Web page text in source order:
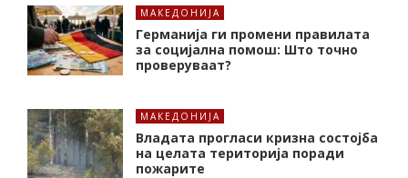
МАКЕДОНИЈА
Германија ги промени правилата
за социјална помош: Што точно
проверуваат?
МАКЕДОНИЈА
Владата прогласи кризна состојба
на целата територија поради
пожарите